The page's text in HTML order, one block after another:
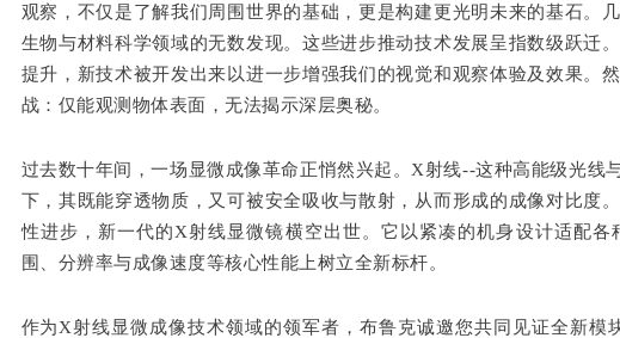
观察，不仅是了解我们周围世界的基础，更是构建更光明未来的基石。
生物与材料科学领域的无数发现。这些进步推动技术发展呈指数级跃迁
提升，新技术被开发出来以进一步增强我们的视觉和观察体验及效果。
战：仅能观测物体表面，无法揭示深层奥秘。
过去数十年间，一场显微成像革命正悄然兴起。X射线--这种高能级光线
下，其既能穿透物质，又可被安全吸收与散射，从而形成的成像对比度
性进步，新一代的X射线显微镜横空出世。它以紧凑的机身设计适配
围、分辨率与成像速度等核心性能上树立全新标杆。
作为X射线显微成像技术领域的领军者，布鲁克诚邀您共同见证全新